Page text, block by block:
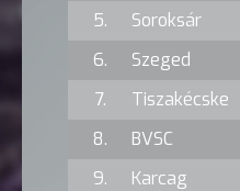
5.
Soroksár
6.
Szeged
7.
Tiszakécske
8.
BVSC
9.
Karcag